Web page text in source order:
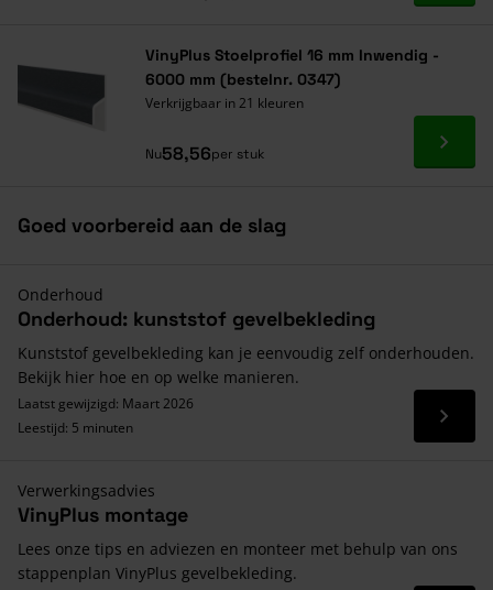
VinyPlus Stoelprofiel 16 mm Inwendig -
6000 mm (bestelnr. 0347)
Verkrijgbaar in 21 kleuren
Nu58,56per stuk Ga
Goed voorbereid aan de slag
Onderhoud
Onderhoud: kunststof gevelbekleding
Kunststof gevelbekleding kan je eenvoudig zelf onderhouden.
Bekijk hier hoe en op welke manieren.
Laatst gewijzigd: Maart 2026
Leestijd: 5 minuten
Lees
Verwerkingsadvies
VinyPlus montage
Lees onze tips en adviezen en monteer met behulp van ons
stappenplan VinyPlus gevelbekleding.